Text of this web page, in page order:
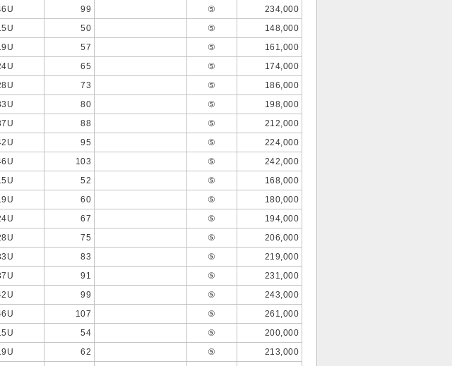
99 ⑤
234,000
50 ⑤
148,000
57 ⑤
161,000
65 ⑤
174,000
73 ⑤
186,000
80 ⑤
198,000
88 ⑤
212,000
95 ⑤
224,000
103 ⑤
242,000
52 ⑤
168,000
60 ⑤
180,000
67 ⑤
194,000
75 ⑤
206,000
83 ⑤
219,000
91 ⑤
231,000
99 ⑤
243,000
107 ⑤
261,000
54 ⑤
200,000
62 ⑤ 213,000